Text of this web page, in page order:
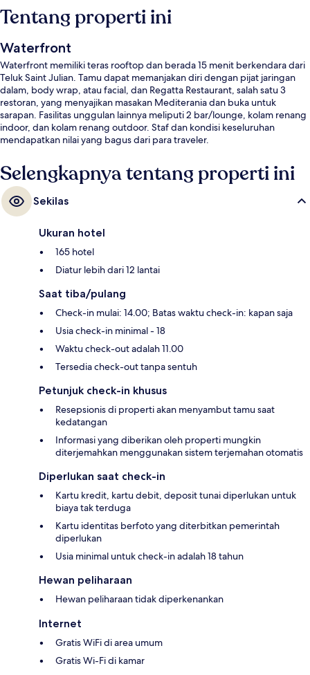
Tentang properti ini
Waterfront
Waterfront memiliki teras rooftop dan berada 15 menit berkendara dari
Teluk Saint Julian. Tamu dapat memanjakan diri dengan pijat jaringan
dalam, body wrap, atau facial, dan Regatta Restaurant, salah satu 3
restoran, yang menyajikan masakan Mediterania dan buka untuk
sarapan. Fasilitas unggulan lainnya meliputi 2 bar/lounge, kolam renang
indoor, dan kolam renang outdoor. Staf dan kondisi keseluruhan
mendapatkan nilai yang bagus dari para traveler.
Selengkapnya tentang properti ini
Sekilas
Ukuran hotel
165 hotel
Diatur lebih dari 12 lantai
Saat tiba/pulang
Check-in mulai: 14.00; Batas waktu check-in: kapan saja
Usia check-in minimal - 18
Waktu check-out adalah 11.00
Tersedia check-out tanpa sentuh
Petunjuk check-in khusus
Resepsionis di properti akan menyambut tamu saat
kedatangan
Informasi yang diberikan oleh properti mungkin
diterjemahkan menggunakan sistem terjemahan otomatis
Diperlukan saat check-in
Kartu kredit, kartu debit, deposit tunai diperlukan untuk
biaya tak terduga
Kartu identitas berfoto yang diterbitkan pemerintah
diperlukan
Usia minimal untuk check-in adalah 18 tahun
Hewan peliharaan
Hewan peliharaan tidak diperkenankan
Internet
Gratis WiFi di area umum
Gratis Wi-Fi di kamar